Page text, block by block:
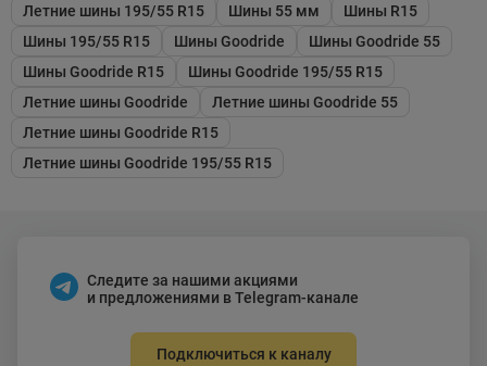
Летние шины 195/55 R15
Шины 55 мм
Шины R15
Шины 195/55 R15
Шины Goodride
Шины Goodride 55
Шины Goodride R15
Шины Goodride 195/55 R15
Летние шины Goodride
Летние шины Goodride 55
Летние шины Goodride R15
Летние шины Goodride 195/55 R15
Следите за нашими акциями
и предложениями в Telegram-канале
Подключиться к каналу